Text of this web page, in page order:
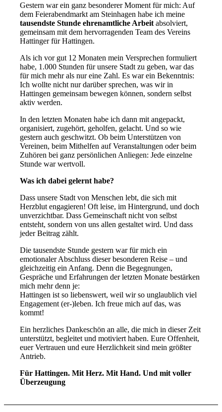
Gestern war ein ganz besonderer Moment für mich: Auf
dem Feierabendmarkt am Steinhagen habe ich meine
tausendste Stunde ehrenamtliche Arbeit absolviert,
gemeinsam mit dem hervorragenden Team des Vereins
Hattinger für Hattingen.
Als ich vor gut 12 Monaten mein Versprechen formuliert
habe, 1.000 Stunden für unsere Stadt zu geben, war das
für mich mehr als nur eine Zahl. Es war ein Bekenntnis:
Ich wollte nicht nur darüber sprechen, was wir in
Hattingen gemeinsam bewegen können, sondern selbst
aktiv werden.
In den letzten Monaten habe ich dann mit angepackt,
organisiert, zugehört, geholfen, gelacht. Und so wie
gestern auch geschwitzt. Ob beim Unterstützen von
Vereinen, beim Mithelfen auf Veranstaltungen oder beim
Zuhören bei ganz persönlichen Anliegen: Jede einzelne
Stunde war wertvoll.
Was ich dabei gelernt habe?
Dass unsere Stadt von Menschen lebt, die sich mit
Herzblut engagieren! Oft leise, im Hintergrund, und doch
unverzichtbar. Dass Gemeinschaft nicht von selbst
entsteht, sondern von uns allen gestaltet wird. Und dass
jeder Beitrag zählt.
Die tausendste Stunde gestern war für mich ein
emotionaler Abschluss dieser besonderen Reise – und
gleichzeitig ein Anfang. Denn die Begegnungen,
Gespräche und Erfahrungen der letzten Monate bestärken
mich mehr denn je:
Hattingen ist so liebenswert, weil wir so unglaublich viel
Engagement (er-)leben. Ich freue mich auf das, was
kommt!
Ein herzliches Dankeschön an alle, die mich in dieser Zeit
unterstützt, begleitet und motiviert haben. Eure Offenheit,
euer Vertrauen und eure Herzlichkeit sind mein größter
Antrieb.
Für Hattingen. Mit Herz. Mit Hand. Und mit voller
Überzeugung